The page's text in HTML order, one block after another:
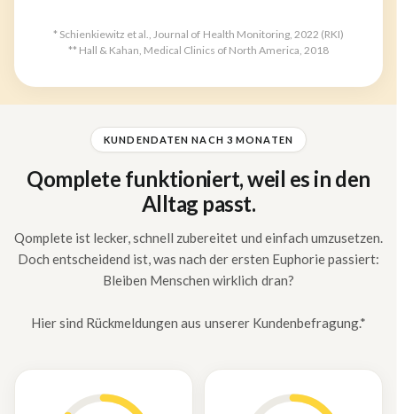
* Schienkiewitz et al., Journal of Health Monitoring, 2022 (RKI)
** Hall & Kahan, Medical Clinics of North America, 2018
KUNDENDATEN NACH 3 MONATEN
Qomplete funktioniert, weil es in den
Alltag passt.
Qomplete ist lecker, schnell zubereitet und einfach umzusetzen.
Doch entscheidend ist, was nach der ersten Euphorie passiert:
Bleiben Menschen wirklich dran?
Hier sind Rückmeldungen aus unserer Kundenbefragung.*